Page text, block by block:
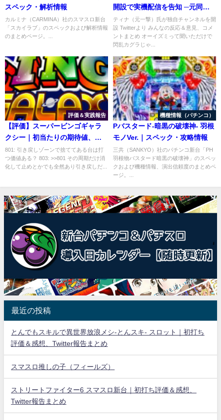
スペック・解析情報
カルミナ（CARMINA）社のスマスロ新台
「スカイラブ」のスペックおよび解析情報
のまとめページ。...
開設で実機配信を告知 ─元同僚
「タジー」氏も健在
ティナ（元一撃）氏が独自チャンネルを開
設 Twitterより みんなの反応＆意見、コメ
ントまとめ オーイズミって聞いただけで
閃乱カグラじゃ...
評価＆実践報告
【評価】スーパービンゴギャラ
クシー｜初当たりの期待値、設
定差のある要素
801: 引き戻しゾーンで捨ててある台は打
つ価値ある？ 803: >>801 その周期だけ消
化して止めとかでも全然あり引き戻しだ...
機種情報（パチンコ）
Pバスタード-暗黒の破壊神- 羽根
モノVer.｜スペック・攻略情報
三共（SANKYO）社のパチンコ新台「PH
羽根物バスタード暗黒の破壊神」のスペッ
クおよび機種情報、演出信頼度のまとめペ
ージ。...
最近の投稿
とんでもスキルで異世界放浪メシ-とんスキ- スロット｜初打ち
評価＆感想、Twitter報告まとめ
スマスロ推しの子（フィールズ）
ストリートファイター6 スマスロ新台｜初打ち評価＆感想、
Twitter報告まとめ